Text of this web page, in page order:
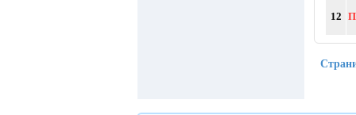
12 П